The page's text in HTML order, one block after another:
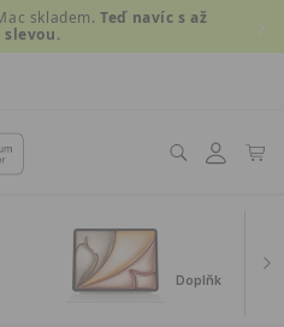
skladem.Teď navíc s až
slevou.
Přihlásit
se
Košík
Doplňky pro